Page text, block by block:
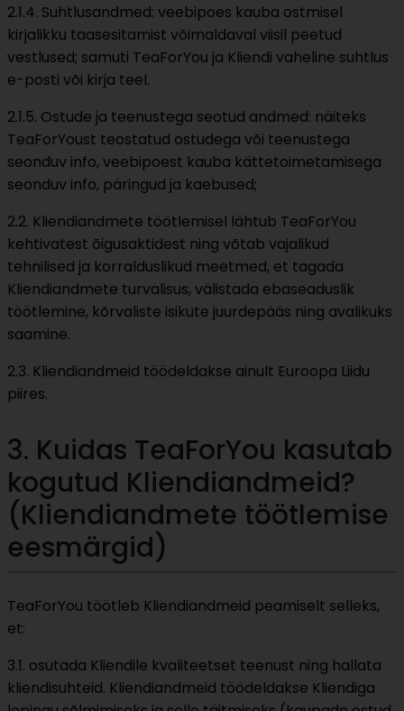
2.1.4. Suhtlusandmed: veebipoes kauba ostmisel
kirjalikku taasesitamist võimaldaval viisil peetud
vestlused; samuti TeaForYou ja Kliendi vaheline suhtlus
e-posti või kirja teel.
2.1.5. Ostude ja teenustega seotud andmed: näiteks
TeaForYoust teostatud ostudega või teenustega
seonduv info, veebipoest kauba kättetoimetamisega
seonduv info, päringud ja kaebused;
2.2. Kliendiandmete töötlemisel lähtub TeaForYou
kehtivatest õigusaktidest ning võtab vajalikud
tehnilised ja korralduslikud meetmed, et tagada
Kliendiandmete turvalisus, välistada ebaseaduslik
töötlemine, kõrvaliste isikute juurdepääs ning avalikuks
saamine.
2.3. Kliendiandmeid töödeldakse ainult Euroopa Liidu
piires.
3. Kuidas TeaForYou kasutab
kogutud Kliendiandmeid?
(Kliendiandmete töötlemise
eesmärgid)
TeaForYou töötleb Kliendiandmeid peamiselt selleks,
et:
3.1. osutada Kliendile kvaliteetset teenust ning hallata
kliendisuhteid. Kliendiandmeid töödeldakse Kliendiga